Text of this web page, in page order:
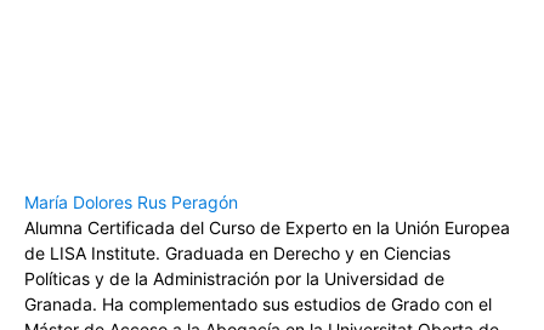
María Dolores Rus Peragón
Alumna Certificada del Curso de Experto en la Unión Europea
de LISA Institute. Graduada en Derecho y en Ciencias
Políticas y de la Administración por la Universidad de
Granada. Ha complementado sus estudios de Grado con el